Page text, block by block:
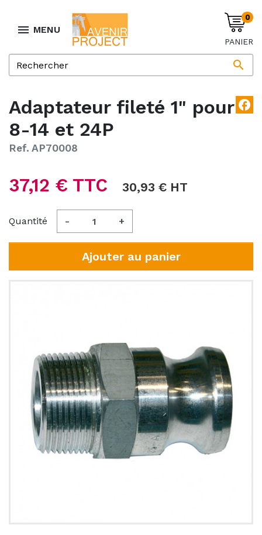
 MENU

0
PANIER
Adaptateur fileté 1" pour
8-14 et 24P
facebook
Ref. AP70008
37,12 € TTC 30,93 € HT
Quantité - +
Ajouter au panier